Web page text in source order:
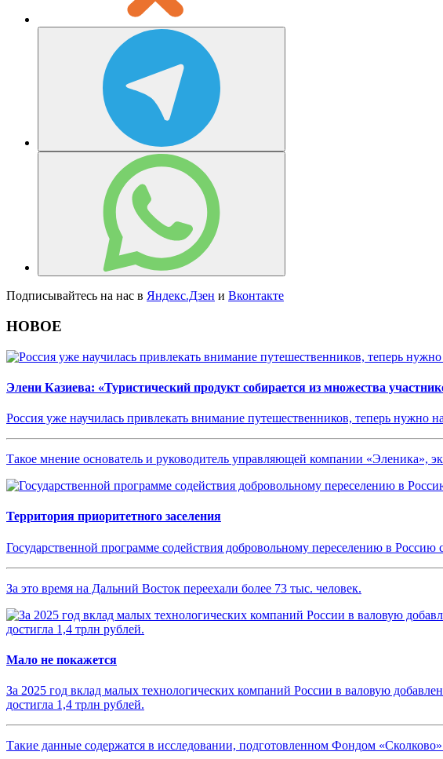
Подписывайтесь на нас в Яндекс.Дзен и Вконтакте
НОВОЕ
Элени Казиева: «Туристический продукт собирается из множества
Россия уже научилась привлекать внимание путешественников, теперь нужно
Такое мнение основатель и руководитель управляющей компании «Эленика»,
Территория приоритетного заселения
Государственной программе содействия добровольному переселению в
За это время на Дальний Восток переехали более 73 тыс. человек.
Мало не покажется
За 2025 год вклад малых технологических компаний России в валовую
достигла 1,4 трлн рублей.
Такие данные содержатся в исследовании, подготовленном Фондом